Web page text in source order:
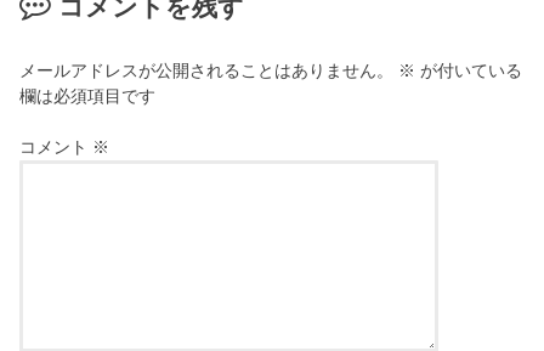
コメントを残す
メールアドレスが公開されることはありません。 ※ が付いている
欄は必須項目です
コメント ※